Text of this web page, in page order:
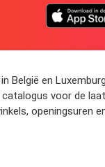
België en
voor de
openingsuren